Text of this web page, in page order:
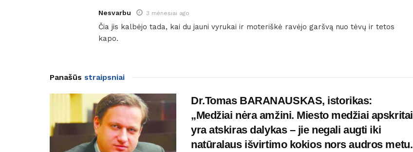
Nesvarbu 3 mėnesiai ago
Čia jis kalbėjo tada, kai du jauni vyrukai ir moteriškė ravėjo garšvą nuo tėvų ir tetos
kapo.
Panašūs straipsniai
Dr.Tomas BARANAUSKAS, istorikas:
„Medžiai nėra amžini. Miesto medžiai apskritai
yra atskiras dalykas – jie negali augti iki
natūralaus išvirtimo kokios nors audros metu.